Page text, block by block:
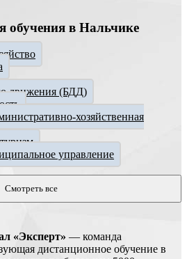
обучения в Нальчике
движения (БДД)
хозяйственная
управление
Смотреть все
«Эксперт» — команда
дистанционное обучение в